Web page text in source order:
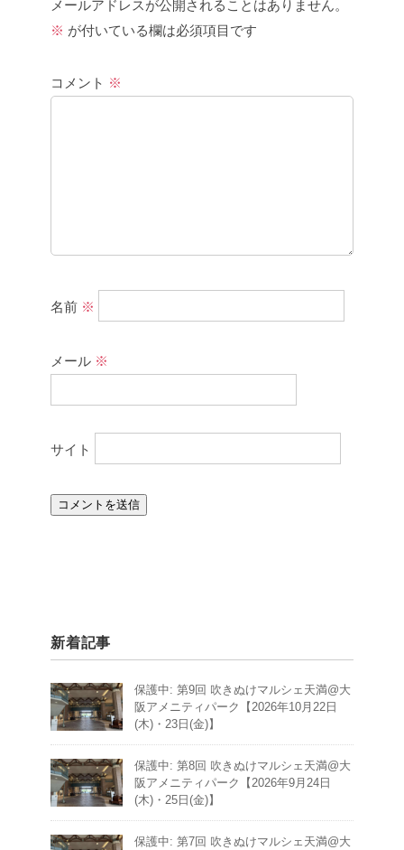
メールアドレスが公開されることはありません。
※ が付いている欄は必須項目です
コメント ※
名前 ※
メール ※
サイト
新着記事
保護中: 第9回 吹きぬけマルシェ天満@大
阪アメニティパーク【2026年10月22日
(木)・23日(金)】
保護中: 第8回 吹きぬけマルシェ天満@大
阪アメニティパーク【2026年9月24日
(木)・25日(金)】
保護中: 第7回 吹きぬけマルシェ天満@大